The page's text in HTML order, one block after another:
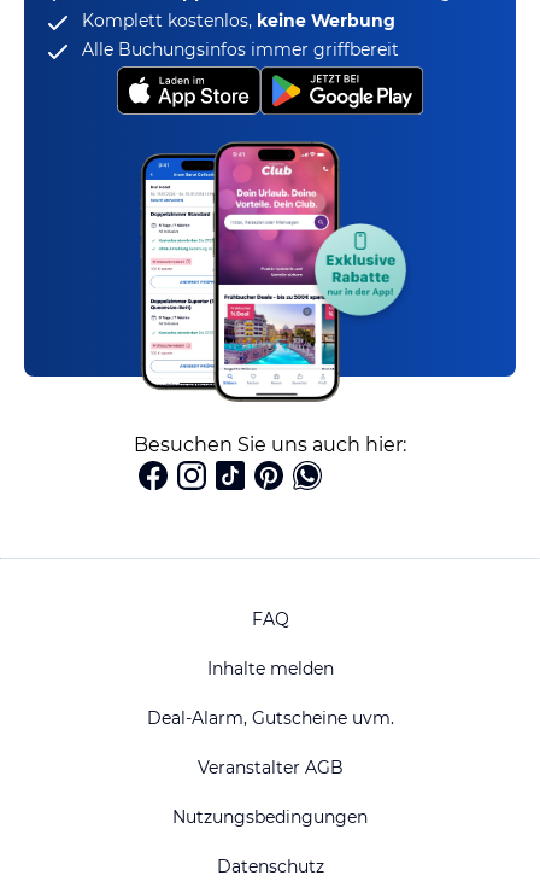
Komplett kostenlos, keine Werbung
Alle Buchungsinfos immer griffbereit
Besuchen Sie uns auch hier:
FAQ
Inhalte melden
Deal-Alarm, Gutscheine uvm.
Veranstalter AGB
Nutzungsbedingungen
Datenschutz